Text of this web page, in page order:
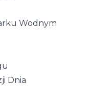
Wodnym
Dnia